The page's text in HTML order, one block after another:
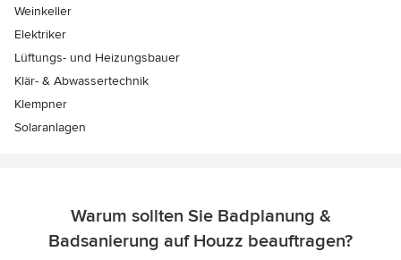
Weinkeller
Elektriker
Lüftungs- und Heizungsbauer
Klär- & Abwassertechnik
Klempner
Solaranlagen
Warum sollten Sie Badplanung &
Badsanierung auf Houzz beauftragen?